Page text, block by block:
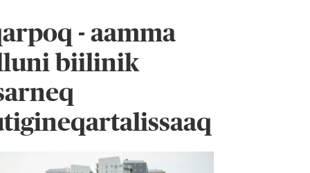
- aamma
biilinik